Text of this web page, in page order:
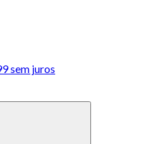
sem juros